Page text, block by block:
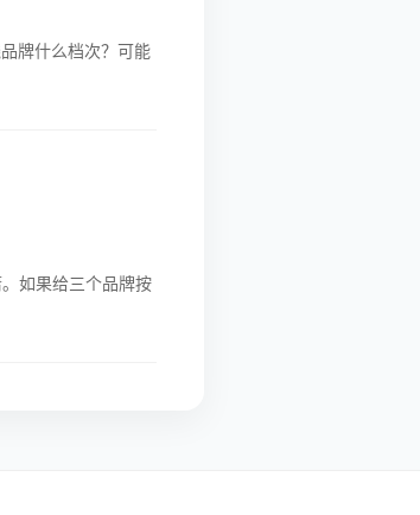
牌什么档次？可能
如果给三个品牌按